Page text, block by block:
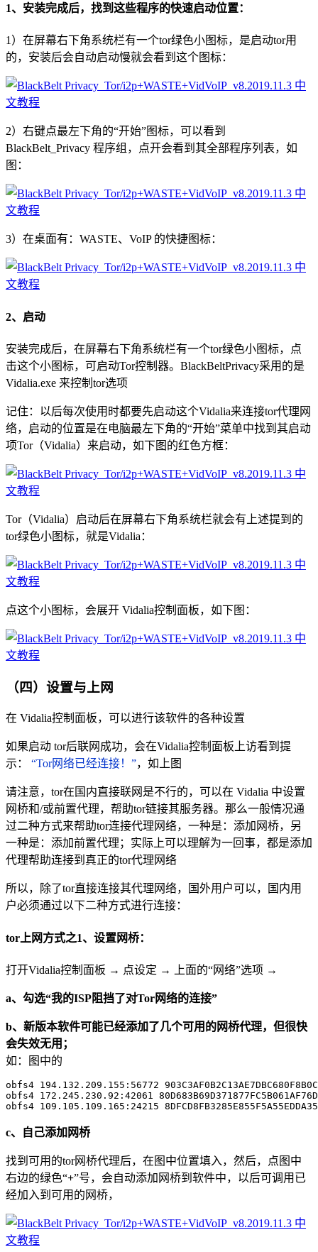
1、安装完成后，找到这些程序的快速启动位置：
1）在屏幕右下角系统栏有一个tor绿色小图标，是启动tor用
的，安装后会自动启动慢就会看到这个图标：
2）右键点最左下角的“开始”图标，可以看到
BlackBelt_Privacy 程序组，点开会看到其全部程序列表，如
图：
3）在桌面有：WASTE、VoIP 的快捷图标：
2、启动
安装完成后，在屏幕右下角系统栏有一个tor绿色小图标，点
击这个小图标，可启动Tor控制器。BlackBeltPrivacy采用的是
Vidalia.exe 来控制tor选项
记住：以后每次使用时都要先启动这个Vidalia来连接tor代理网
络，启动的位置是在电脑最左下角的“开始”菜单中找到其启动
项Tor（Vidalia）来启动，如下图的红色方框：
Tor（Vidalia）启动后在屏幕右下角系统栏就会有上述提到的
tor绿色小图标，就是Vidalia：
点这个小图标，会展开 Vidalia控制面板，如下图：
（四）设置与上网
在 Vidalia控制面板，可以进行该软件的各种设置
如果启动 tor后联网成功，会在Vidalia控制面板上访看到提
示： “Tor网络已经连接！”，如上图
请注意，tor在国内直接联网是不行的，可以在 Vidalia 中设置
网桥和/或前置代理，帮助tor链接其服务器。那么一般情况通
过二种方式来帮助tor连接代理网络，一种是：添加网桥，另
一种是：添加前置代理；实际上可以理解为一回事，都是添加
代理帮助连接到真正的tor代理网络
所以，除了tor直接连接其代理网络，国外用户可以，国内用
户必须通过以下二种方式进行连接：
tor上网方式之1、设置网桥：
打开Vidalia控制面板 → 点设定 → 上面的“网络”选项 →
a、勾选“我的ISP阻挡了对Tor网络的连接”
b、新版本软件可能已经添加了几个可用的网桥代理，但很快
会失效无用；
如：图中的
obfs4 194.132.209.155:56772
obfs4 172.245.230.92:42061
c、自己添加网桥
找到可用的tor网桥代理后，在图中位置填入，然后，点图中
右边的绿色“+”号，会自动添加网桥到软件中，以后可调用已
经加入到可用的网桥，